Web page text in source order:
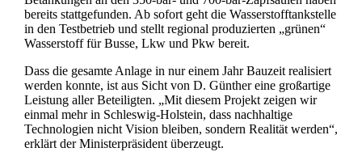
bereits stattgefunden. Ab sofort geht die Wasserstofftankstelle
in den Testbetrieb und stellt regional produzierten „grünen“
Wasserstoff für Busse, Lkw und Pkw bereit.
Dass die gesamte Anlage in nur einem Jahr Bauzeit realisiert
werden konnte, ist aus Sicht von D. Günther eine großartige
Leistung aller Beteiligten. „Mit diesem Projekt zeigen wir
einmal mehr in Schleswig-Holstein, dass nachhaltige
Technologien nicht Vision bleiben, sondern Realität werden“,
erklärt der Ministerpräsident überzeugt.